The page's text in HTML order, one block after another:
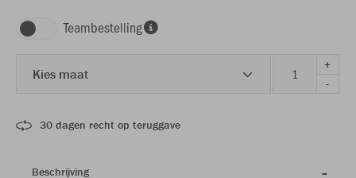
Teambestelling
Kies maat
+
-
30 dagen recht op teruggave
Beschrijving